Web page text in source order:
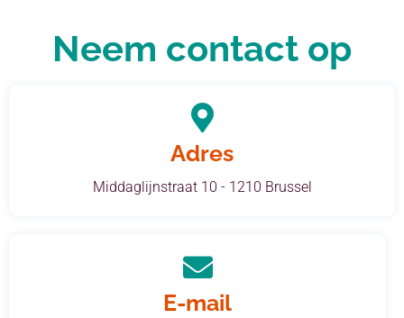
Neem contact op
Adres
Middaglijnstraat 10 - 1210 Brussel
E-mail